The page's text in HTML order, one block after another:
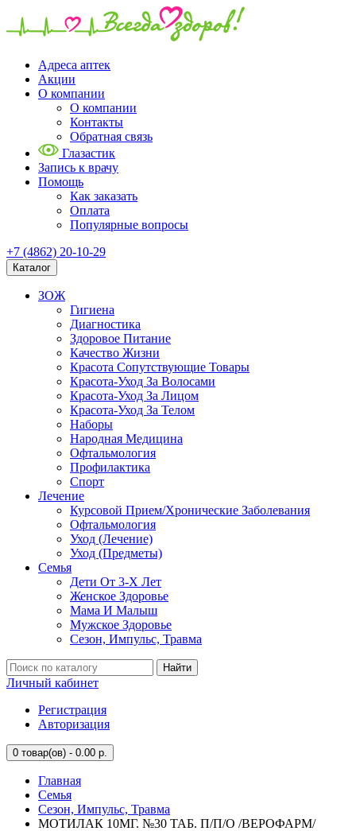
Адреса аптек
Акции
О компании
О компании
Контакты
Обратная связь
Глазастик
Запись к врачу
Помощь
Как заказать
Оплата
Популярные вопросы
+7 (4862) 20-10-29
Каталог
ЗОЖ
Гигиена
Диагностика
Здоровое Питание
Качество Жизни
Красота Сопутствующие Товары
Красота-Уход За Волосами
Красота-Уход За Лицом
Красота-Уход За Телом
Наборы
Народная Медицина
Офтальмология
Профилактика
Спорт
Лечение
Курсовой Прием/Хронические Заболевания
Офтальмология
Уход (Лечение)
Уход (Предметы)
Семья
Дети От 3-Х Лет
Женское Здоровье
Мама И Малыш
Мужское Здоровье
Сезон, Импульс, Травма
Найти
Личный кабинет
Регистрация
Авторизация
0 товар(ов) - 0.00 р.
Главная
Семья
Сезон, Импульс, Травма
МОТИЛАК 10МГ. №30 ТАБ. П/П/О /ВЕРОФАРМ/